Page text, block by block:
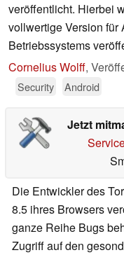
veröffentlicht. Hierbei
vollwertige Version für
Betriebssystems
Cornelius Wolff,
Security
Android
Jetzt
Die Entwickler des
8.5 ihres Browsers
ganze Reihe Bugs
Zugriff auf den